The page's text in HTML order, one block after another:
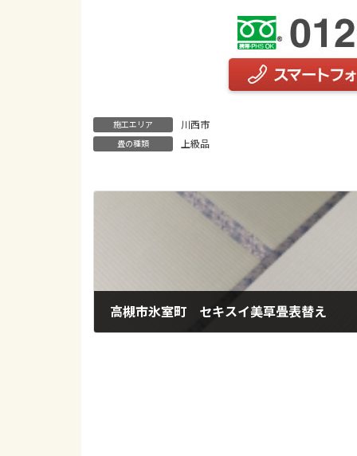
施工エリア 川西市
畳の種類 上級品
高槻市氷室町 セキスイ美草畳表替え